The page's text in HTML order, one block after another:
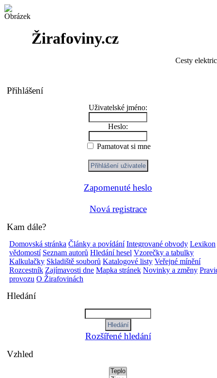
Žirafoviny.cz
Cesty
Přihlášení
Uživatelské jméno:
Heslo:
Pamatovat si mne
Zapomenuté heslo
Nová registrace
Kam dále?
Domovská stránka Články a povídání Integrované obvody Lexikon
vědomostí Seznam autorů Hledání hesel Vzorečky a tabulky
Kalkulačky Skladiště souborů Katalogové listy Veřejné mínění
Rozcestník Zajímavosti dne Mapka stránek Novinky a změny
provozu O Žirafovinách
Hledání
Rozšířené hledání
Vzhled